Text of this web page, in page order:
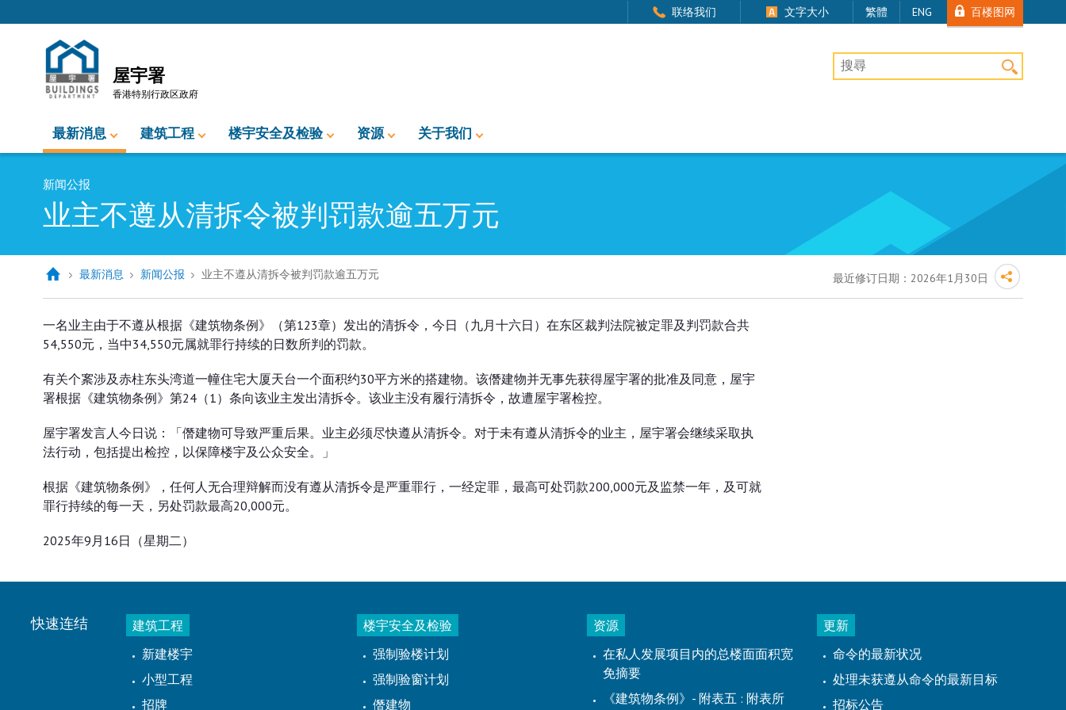
联络我们 文字大小 繁體 ENG 百楼图网
屋宇署
香港特别行政区政府
桌上版网站搜寻
最新消息 建筑工程 楼宇安全及检验 资源 关于我们
新闻公报
业主不遵从清拆令被判罚款逾五万元
最新消息 新闻公报 业主不遵从清拆令被判罚款逾五万元 最近修订日期：2026年1月30日
业主不遵从清拆令被判罚款逾五万元
一名业主由于不遵从根据《建筑物条例》（第123章）发出的清拆令，今日（九月十六日）在东区裁判法院被定罪及判罚款合共
54,550元，当中34,550元属就罪行持续的日数所判的罚款。
有关个䅁涉及赤柱东头湾道一幢住宅大厦天台一个面积约30平方米的搭建物。该僭建物并无事先获得屋宇署的批准及同意，屋宇
署根据《建筑物条例》第24（1）条向该业主发出清拆令。该业主没有履行清拆令，故遭屋宇署检控。
屋宇署发言人今日说：「僭建物可导致严重后果。业主必须尽快遵从清拆令。对于未有遵从清拆令的业主，屋宇署会继续采取执
法行动，包括提出检控，以保障楼宇及公众安全。」
根据《建筑物条例》，任何人无合理辩解而没有遵从清拆令是严重罪行，一经定罪，最高可处罚款200,000元及监禁一年，及可就
罪行持续的每一天，另处罚款最高20,000元。
2025年9月16日（星期二）
快速连结
建筑工程
新建楼宇
小型工程
招牌
楼宇安全及检验
强制验楼计划
强制验窗计划
僭建物
资源
在私人发展项目内的总楼面面积宽
免摘要
《建筑物条例》- 附表五 : 附表所
更新
命令的最新状况
处理未获遵从命令的最新目标
招标公告